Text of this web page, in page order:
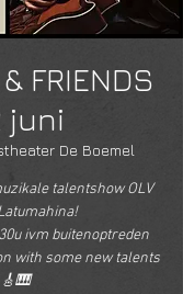
FRIENDS
juni
De Boemel
talentshow OLV
ivm buitenoptreden
with some new talents